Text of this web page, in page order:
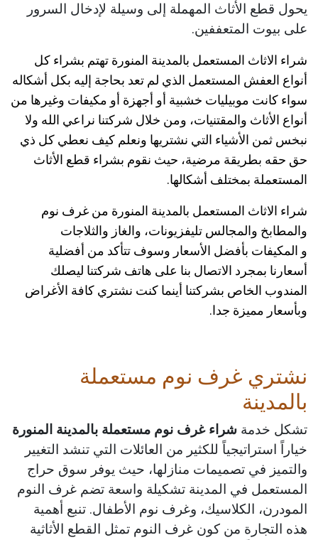
يحول قطع الأثاث المهملة إلى وسيلة لإدخال السرور
على بيوت المتعففين.
شراء الاثاث المستعمل بالمدينة المنورة تهتم بشراء كل
أنواع العفش المستعمل الذي لم تعد بحاجة إليه بكل أشكاله
سواء كانت موبيليات خشبية أو أجهزة أو مكيفات وغيرها من
أنواع الأثاث والمقتنيات، ومن خلال شركتنا نراعي الله ولا
نبخس ثمن الأشياء التي نشتريها ونعلم كيف نعطي كل ذي
حق حقه بطريقة مرضية، حيث نقوم بشراء قطع الأثاث
المستعملة بمختلف أشكالها.
شراء الاثاث المستعمل بالمدينة المنورة من غرف نوم
والمطابخ والمجالس تليفزيونات، والغاز والثلاجات
و المكيفات بأفضل الأسعار وسوف تتأكد من أفضلية
أسعارنا بمجرد الاتصال بنا على هاتف شركتنا ليصلك
المندوب الخاص بشركتنا أينما كنت نشتري كافة الأغراض
وبأسعار مميزة جدا.
نشتري غرف نوم مستعملة
بالمدينة
تشكل خدمة شراء غرف نوم مستعملة بالمدينة المنورة
خياراً استراتيجياً للكثير من العائلات التي تنشد التغيير
والتميز في تصميمات منازلها، حيث يوفر سوق حراج
المستعمل في المدينة تشكيلة واسعة تضم غرف النوم
المودرن، الكلاسيك، وغرف نوم الأطفال. تنبع أهمية
هذه التجارة من كون غرف النوم تمثل القطع الأثاثية